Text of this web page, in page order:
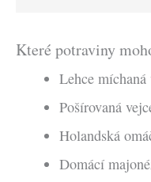
Které potraviny
Lehce míchaná
Pošírovaná
Holandská
Domácí